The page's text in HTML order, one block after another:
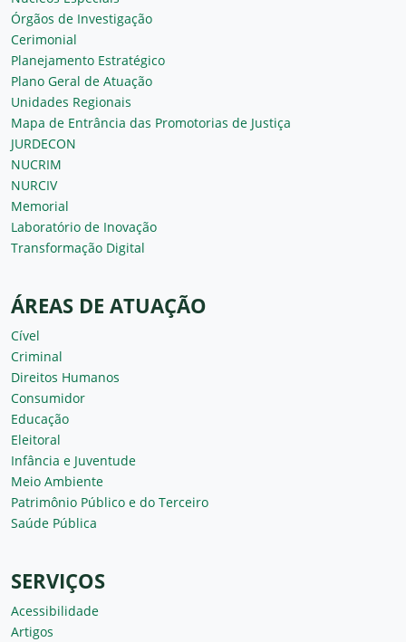
Órgãos de Investigação
Cerimonial
Planejamento Estratégico
Plano Geral de Atuação
Unidades Regionais
Mapa de Entrância das Promotorias de Justiça
JURDECON
NUCRIM
NURCIV
Memorial
Laboratório de Inovação
Transformação Digital
ÁREAS DE ATUAÇÃO
Cível
Criminal
Direitos Humanos
Consumidor
Educação
Eleitoral
Infância e Juventude
Meio Ambiente
Patrimônio Público e do Terceiro
Saúde Pública
SERVIÇOS
Acessibilidade
Artigos